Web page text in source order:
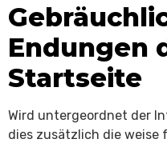
Endungen
Startseite
Wird untergeordnet der
dies zusätzlich die